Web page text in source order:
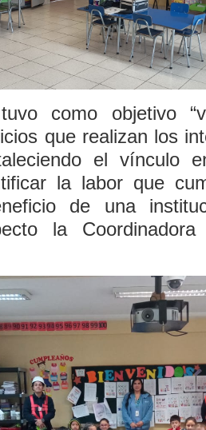
como objetivo
que realizan los
el vínculo
la labor que
de una
la Coordinadora